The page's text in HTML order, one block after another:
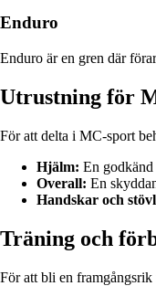
Enduro
Enduro är en gren där
Utrustning för
För att delta i MC-sport
Hjälm: En
Overall: En
Handskar och
Träning och
För att bli en